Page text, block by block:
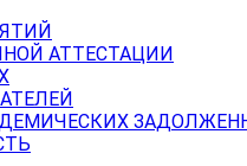
АТТЕСТАЦИИ